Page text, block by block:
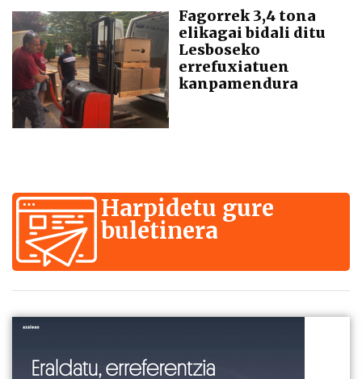
Fagorrek 3,4 tona
elikagai bidali ditu
Lesboseko
errefuxiatuen
kanpamendura
Harpidetu gure
buletinera